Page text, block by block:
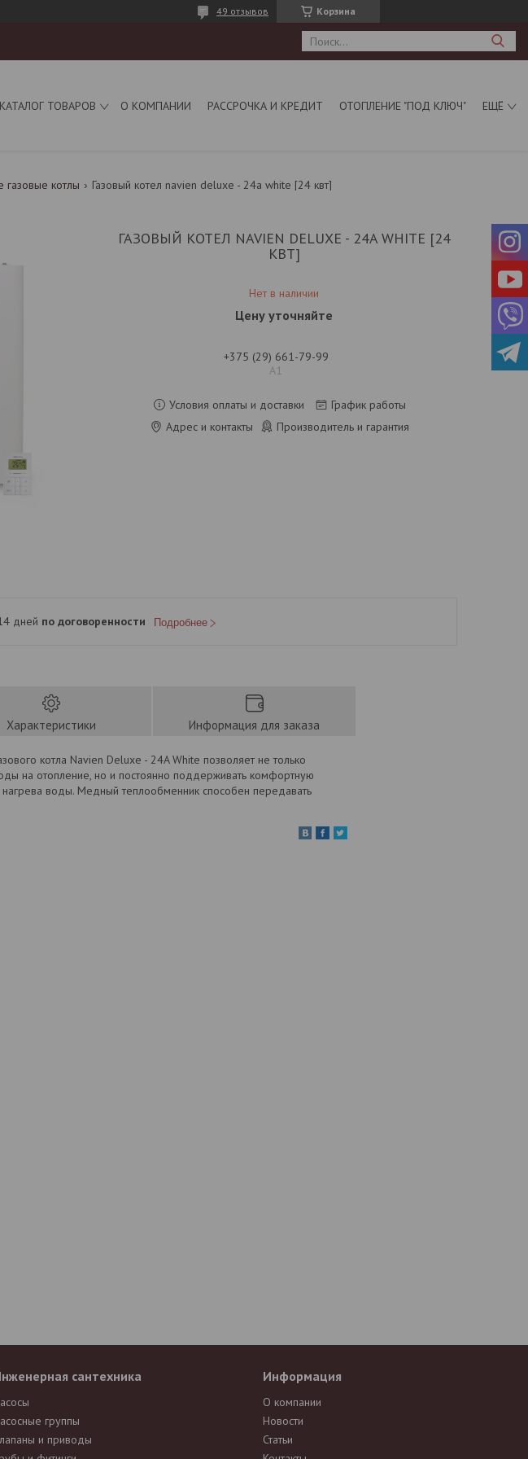
Корзина
49 отзывов
КАТАЛОГ ТОВАРОВ О КОМПАНИИ РАССРОЧКА И КРЕДИТ ОТОПЛЕНИЕ "ПОД КЛЮЧ" ЕЩЁ
газовые котлы Газовый котел navien deluxe - 24a white [24 квт]
ГАЗОВЫЙ КОТЕЛ NAVIEN DELUXE - 24A WHITE [24
КВТ]
Нет в наличии
Цену уточняйте
+375 (29) 661-79-99
А1
Условия оплаты и доставки
График работы
Адрес и контакты
Производитель и гарантия
дней по договоренности Подробнее
Характеристики Информация для заказа
котла Navien Deluxe - 24A White позволяет не только
на отопление, но и постоянно поддерживать комфортную
воды. Медный теплообменник способен передавать
сантехника
группы
и приводы
Информация
О компании
Новости
Статьи